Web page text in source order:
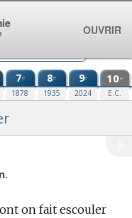
7e
1878
8e
1935
9e
2024
10e
E.C.
on fait escouler
OUVRIR